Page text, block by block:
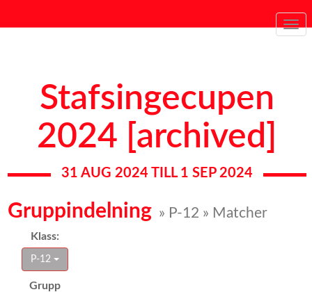
Stafsingecupen
2024 [archived]
31 AUG 2024 TILL 1 SEP 2024
Gruppindelning » P-12 » Matcher
Klass:
P-12
Grupp